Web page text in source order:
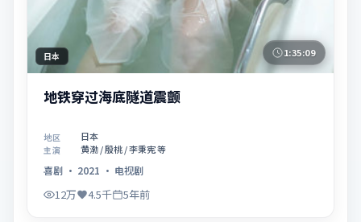
日本 1:35:09
地铁穿过海底隧道震颤
地区 日本
主演 黄渤 / 殷桃 / 李秉宪 等
喜剧 · 2021 · 电视剧
12万 4.5千 5年前